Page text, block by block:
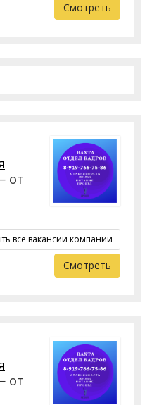
Смотреть
от
все вакансии компании
Смотреть
от